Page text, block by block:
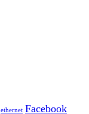
ethernet Facebook